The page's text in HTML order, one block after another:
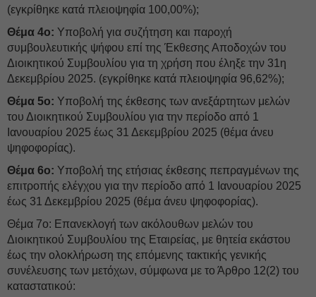
(εγκρίθηκε κατά πλειοψηφία 100,00%);
Θέμα 4ο: Υποβολή για συζήτηση και παροχή
συμβουλευτικής ψήφου επί της Έκθεσης Αποδοχών του
Διοικητικού Συμβουλίου για τη χρήση που έληξε την 31η
Δεκεμβρίου 2025. (εγκρίθηκε κατά πλειοψηφία 96,62%);
Θέμα 5ο: Υποβολή της έκθεσης των ανεξάρτητων μελών
του Διοικητικού Συμβουλίου για την περίοδο από 1
Ιανουαρίου 2025 έως 31 Δεκεμβρίου 2025 (θέμα άνευ
ψηφοφορίας).
Θέμα 6ο: Υποβολή της ετήσιας έκθεσης πεπραγμένων της
επιτροπής ελέγχου για την περίοδο από 1 Ιανουαρίου 2025
έως 31 Δεκεμβρίου 2025 (θέμα άνευ ψηφοφορίας).
Θέμα 7ο: Επανεκλογή των ακόλουθων μελών του
Διοικητικού Συμβουλίου της Εταιρείας, με θητεία εκάστου
έως την ολοκλήρωση της επόμενης τακτικής γενικής
συνέλευσης των μετόχων, σύμφωνα με το Άρθρο 12(2) του
καταστατικού: